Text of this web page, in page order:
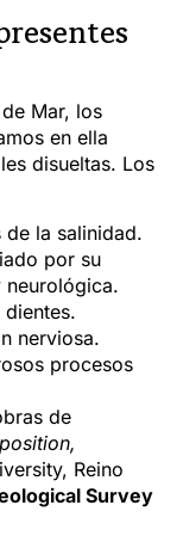
Mar, los
en ella
disueltas. Los
de la salinidad.
por su
neurológica.
nerviosa.
procesos
de
Reino
Survey